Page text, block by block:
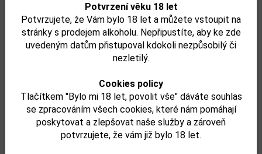
Potvrzení věku 18 let
Potvrzujete, že Vám bylo 18 let a můžete vstoupit na
stránky s prodejem alkoholu. Nepřipustíte, aby ke zde
uvedeným datům přistupoval kdokoli nezpůsobilý či
nezletilý.
Cookies policy
Tlačítkem "Bylo mi 18 let, povolit vše" dáváte souhlas
se zpracováním všech cookies, které nám pomáhají
poskytovat a zlepšovat naše služby a zároveň
potvrzujete, že vám již bylo 18 let.
Božkov Tuzemský 3,0l 37,5%